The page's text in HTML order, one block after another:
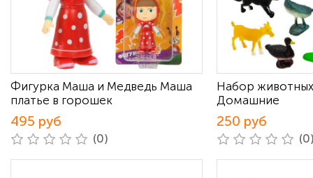
Фигурка Маша и Медведь Маша
платье в горошек
495 руб
(0)
Набор
Домашние
250 руб